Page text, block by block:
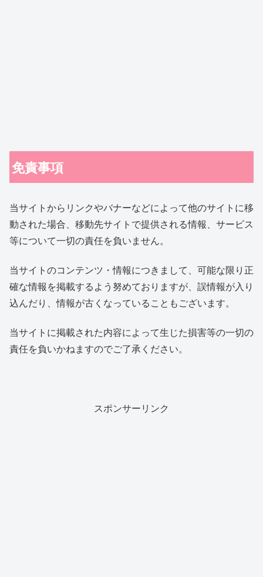
免責事項
当サイトからリンクやバナーなどによって他のサイトに移
動された場合、移動先サイトで提供される情報、サービス
等について一切の責任を負いません。
当サイトのコンテンツ・情報につきまして、可能な限り正
確な情報を掲載するよう努めておりますが、誤情報が入り
込んだり、情報が古くなっていることもございます。
当サイトに掲載された内容によって生じた損害等の一切の
責任を負いかねますのでご了承ください。
スポンサーリンク